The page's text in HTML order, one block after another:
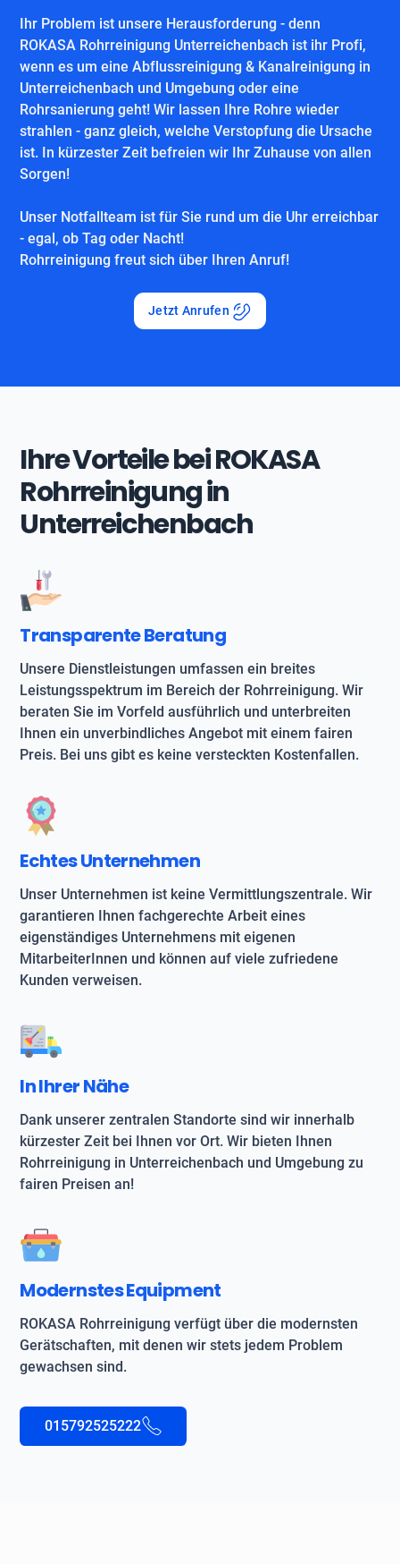
Ihr Problem ist unsere Herausforderung - denn
ROKASA Rohrreinigung Unterreichenbach ist ihr Profi,
wenn es um eine Abflussreinigung & Kanalreinigung in
Unterreichenbach und Umgebung oder eine
Rohrsanierung geht! Wir lassen Ihre Rohre wieder
strahlen - ganz gleich, welche Verstopfung die Ursache
ist. In kürzester Zeit befreien wir Ihr Zuhause von allen
Sorgen!
Unser Notfallteam ist für Sie rund um die Uhr erreichbar
- egal, ob Tag oder Nacht!
Rohrreinigung freut sich über Ihren Anruf!
Jetzt Anrufen
Ihre Vorteile bei ROKASA
Rohrreinigung in
Unterreichenbach
Transparente Beratung
Unsere Dienstleistungen umfassen ein breites
Leistungsspektrum im Bereich der Rohrreinigung. Wir
beraten Sie im Vorfeld ausführlich und unterbreiten
Ihnen ein unverbindliches Angebot mit einem fairen
Preis. Bei uns gibt es keine versteckten Kostenfallen.
Echtes Unternehmen
Unser Unternehmen ist keine Vermittlungszentrale. Wir
garantieren Ihnen fachgerechte Arbeit eines
eigenständiges Unternehmens mit eigenen
MitarbeiterInnen und können auf viele zufriedene
Kunden verweisen.
In Ihrer Nähe
Dank unserer zentralen Standorte sind wir innerhalb
kürzester Zeit bei Ihnen vor Ort. Wir bieten Ihnen
Rohrreinigung in Unterreichenbach und Umgebung zu
fairen Preisen an!
Modernstes Equipment
ROKASA Rohrreinigung verfügt über die modernsten
Gerätschaften, mit denen wir stets jedem Problem
gewachsen sind.
015792525222